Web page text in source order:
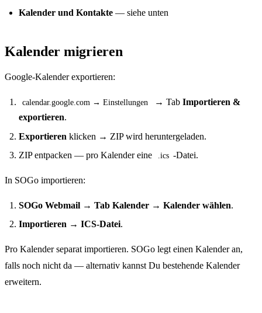
Kalender und Kontakte — siehe unten
Kalender migrieren
Google-Kalender exportieren:
calendar.google.com → Einstellungen → Tab Importieren &
exportieren.
Exportieren klicken → ZIP wird heruntergeladen.
ZIP entpacken — pro Kalender eine
.ics -Datei.
In SOGo importieren:
SOGo Webmail → Tab Kalender → Kalender wählen.
Importieren → ICS-Datei.
Pro Kalender separat importieren. SOGo legt einen Kalender an,
falls noch nicht da — alternativ kannst Du bestehende Kalender
erweitern.